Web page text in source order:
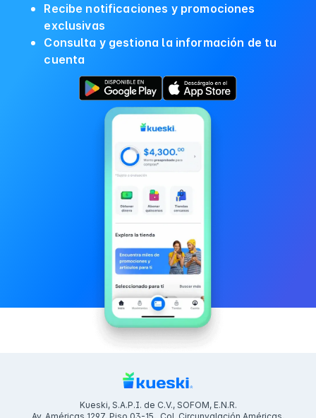
Recibe notificaciones y promociones
exclusivas
Consulta y gestiona la información de tu
cuenta
Kueski, S.A.P.I. de C.V., SOFOM, E.N.R.